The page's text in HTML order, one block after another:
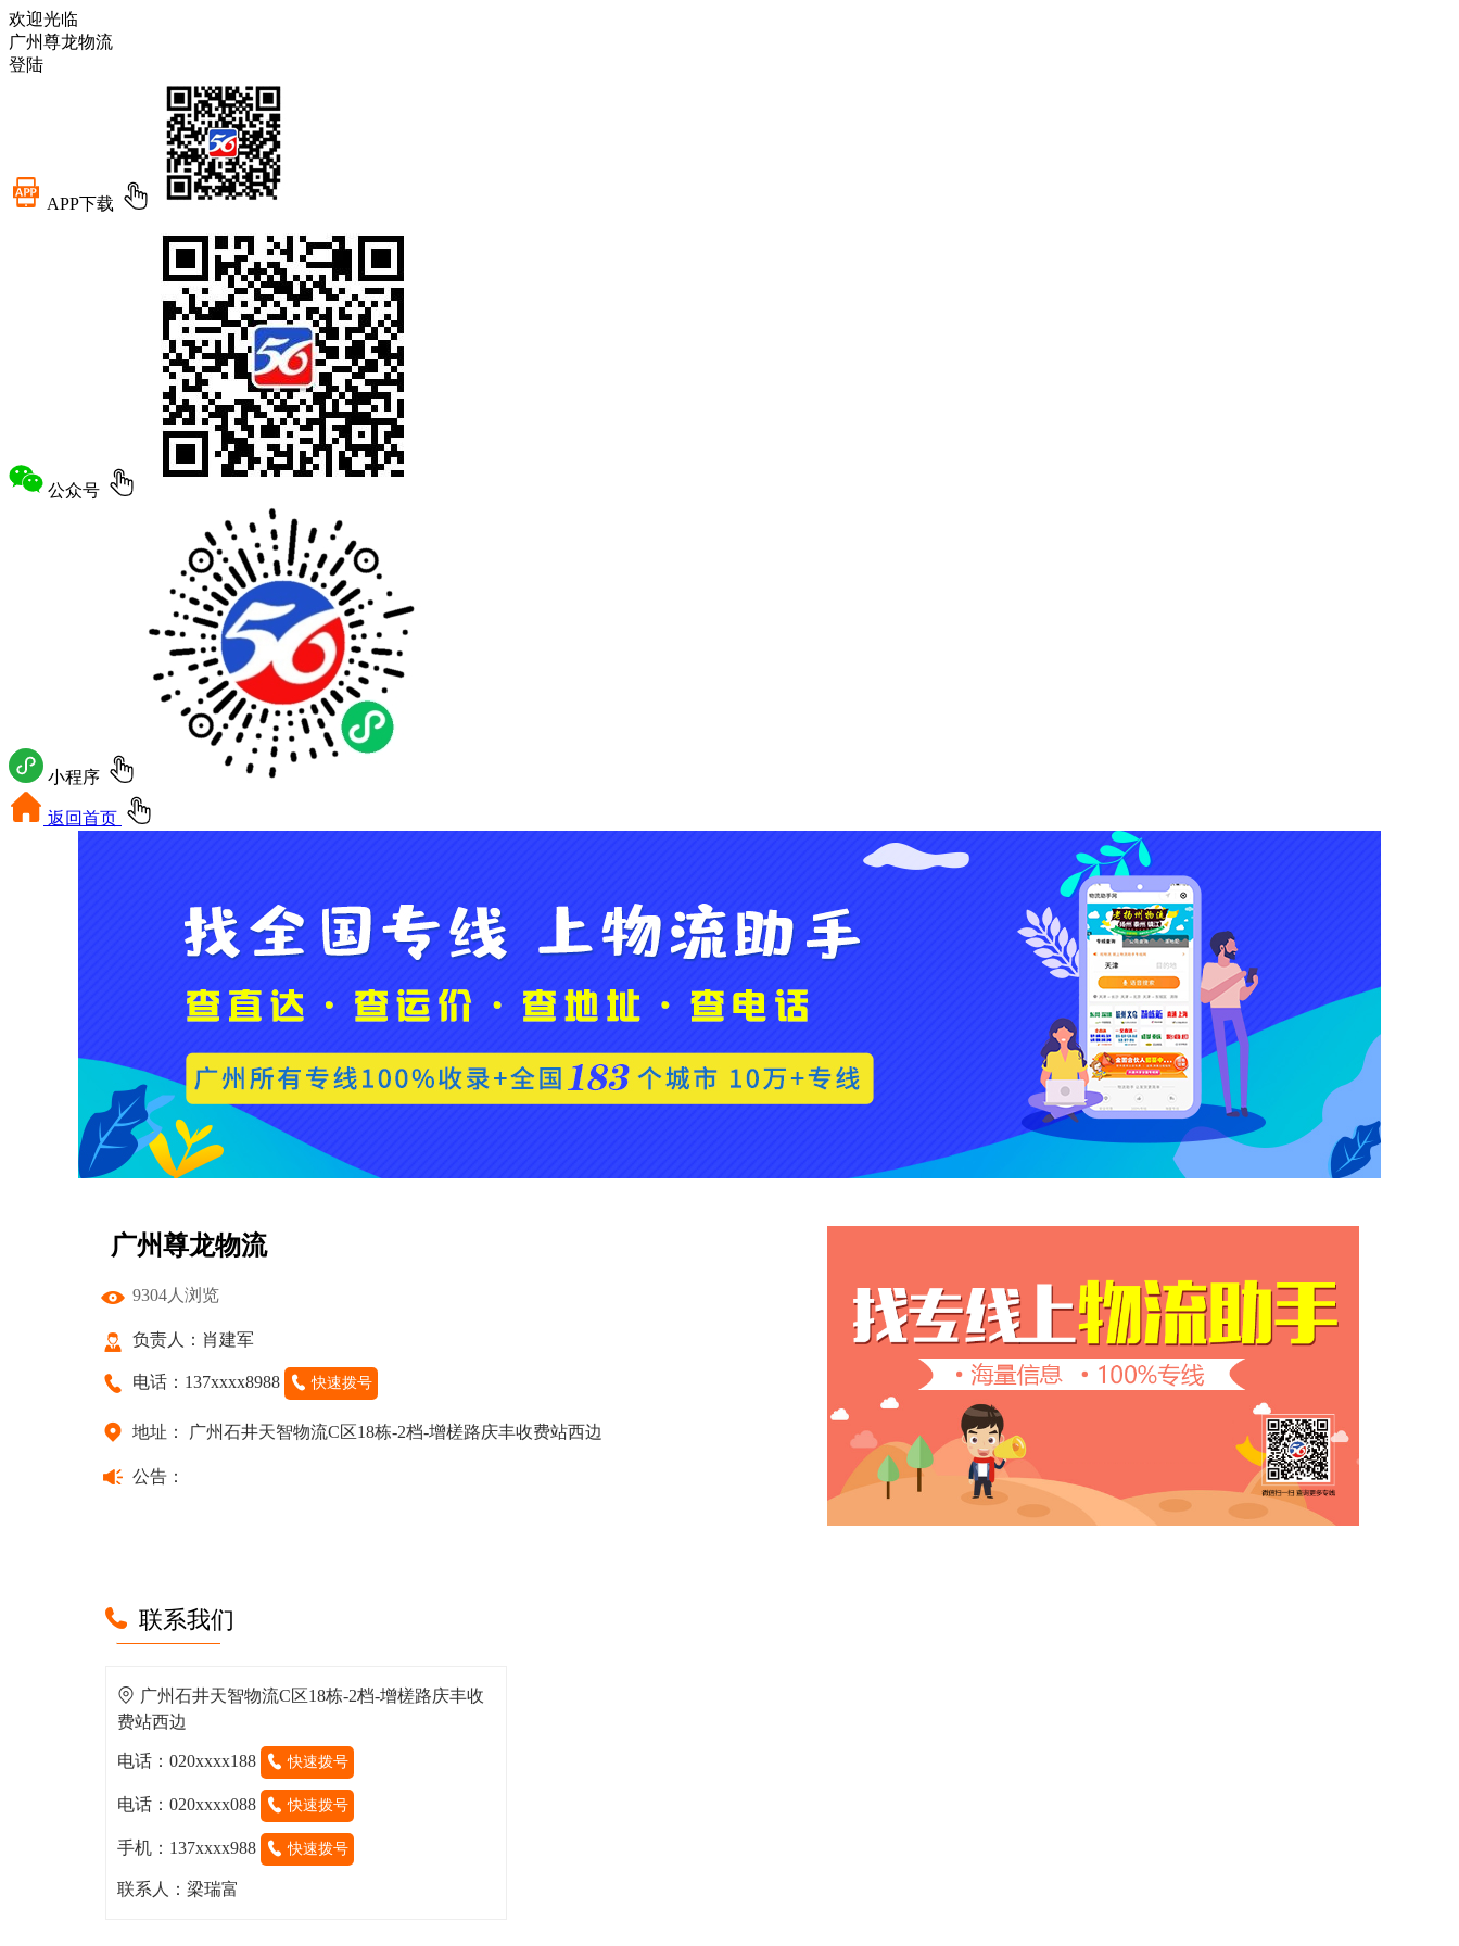
欢迎光临
广州尊龙物流
登陆
APP下载
公众号
小程序
返回首页
广州尊龙物流
9304人浏览
负责人：肖建军
电话：137xxxx8988 快速拨号
地址： 广州石井天智物流C区18栋-2档-增槎路庆丰收费站西边
公告：
联系我们
广州石井天智物流C区18栋-2档-增槎路庆丰收
费站西边
电话：020xxxx188 快速拨号
电话：020xxxx088 快速拨号
手机：137xxxx988 快速拨号
联系人：梁瑞富